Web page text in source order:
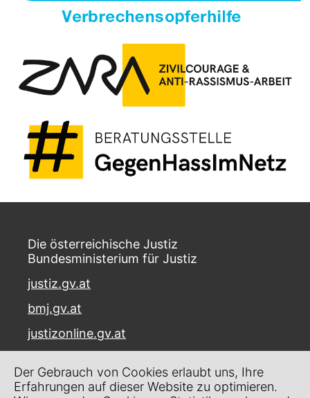
Die österreichische Justiz
Bundesministerium für Justiz
justiz.gv.at
bmj.gv.at
justizonline.gv.at
Museumstraße 7
1070 Wien
Der Gebrauch von Cookies erlaubt uns, Ihre
Erfahrungen auf dieser Website zu optimieren.